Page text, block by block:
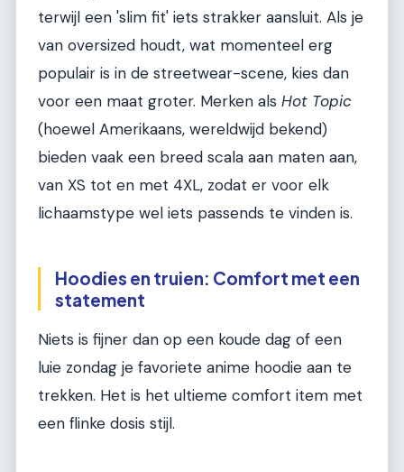
terwijl een 'slim fit' iets strakker aansluit. Als je
van oversized houdt, wat momenteel erg
populair is in de streetwear-scene, kies dan
voor een maat groter. Merken als Hot Topic
(hoewel Amerikaans, wereldwijd bekend)
bieden vaak een breed scala aan maten aan,
van XS tot en met 4XL, zodat er voor elk
lichaamstype wel iets passends te vinden is.
Hoodies en truien: Comfort met een
statement
Niets is fijner dan op een koude dag of een
luie zondag je favoriete anime hoodie aan te
trekken. Het is het ultieme comfort item met
een flinke dosis stijl.